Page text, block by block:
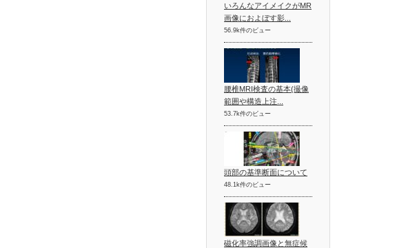
いろんなアイメイクがMR
画像におよぼす影...
56.9k件のビュー
腰椎MRI検査の基本(撮像
範囲や構造上注...
53.7k件のビュー
頭部の基準断面について
48.1k件のビュー
磁化率強調画像と無症候